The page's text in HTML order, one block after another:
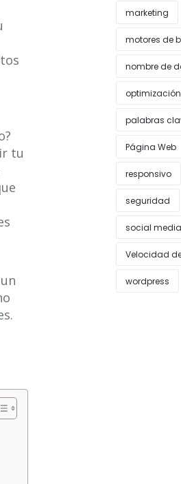
tu
marketing
motores de
nombre de
optimización
palabras
Página Web
responsivo
seguridad
social media
Velocidad
wordpress